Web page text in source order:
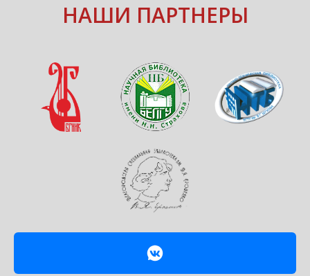
НАШИ ПАРТНЕРЫ